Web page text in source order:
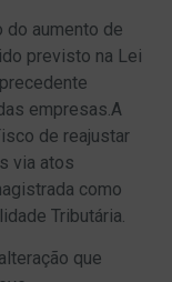
do aumento de
previsto na Lei
empresas.A
de reajustar
via atos
como
Tributária.
que